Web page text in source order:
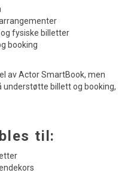
fysiske billetter
booking
av Actor SmartBook, men
billett og booking,
til: